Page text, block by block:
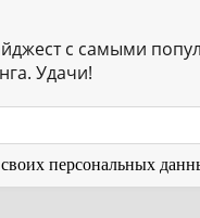
с самыми
Удачи!
персональных